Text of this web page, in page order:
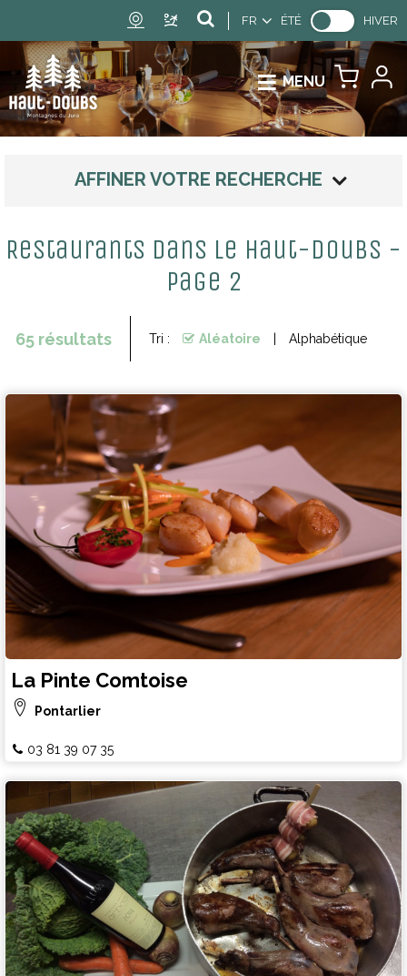
FR ÉTÉ HIVER
MENU
AFFINER VOTRE RECHERCHE
Restaurants dans le Haut-Doubs -
Page 2
65résultats Tri : Aléatoire Alphabétique
La Pinte Comtoise
Pontarlier
03 81 39 07 35